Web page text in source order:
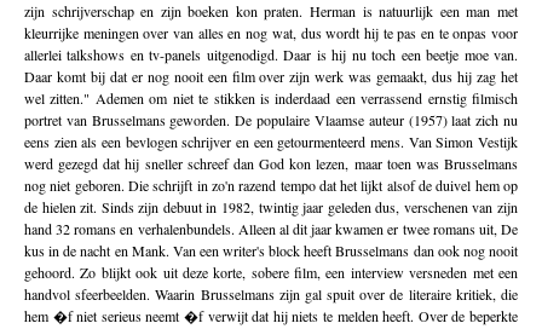
zijn schrijverschap en zijn boeken kon praten. Herman is natuurlijk een man met
kleurrijke meningen over van alles en nog wat, dus wordt hij te pas en te onpas voor
allerlei talkshows en tv-panels uitgenodigd. Daar is hij nu toch een beetje moe van.
Daar komt bij dat er nog nooit een film over zijn werk was gemaakt, dus hij zag het
wel zitten." Ademen om niet te stikken is inderdaad een verrassend ernstig filmisch
portret van Brusselmans geworden. De populaire Vlaamse auteur (1957) laat zich nu
eens zien als een bevlogen schrijver en een getourmenteerd mens. Van Simon Vestijk
werd gezegd dat hij sneller schreef dan God kon lezen, maar toen was Brusselmans
nog niet geboren. Die schrijft in zo'n razend tempo dat het lijkt alsof de duivel hem op
de hielen zit. Sinds zijn debuut in 1982, twintig jaar geleden dus, verschenen van zijn
hand 32 romans en verhalenbundels. Alleen al dit jaar kwamen er twee romans uit, De
kus in de nacht en Mank. Van een writer's block heeft Brusselmans dan ook nog nooit
gehoord. Zo blijkt ook uit deze korte, sobere film, een interview versneden met een
handvol sfeerbeelden. Waarin Brusselmans zijn gal spuit over de literaire kritiek, die
hem �f niet serieus neemt �f verwijt dat hij niets te melden heeft. Over de beperkte